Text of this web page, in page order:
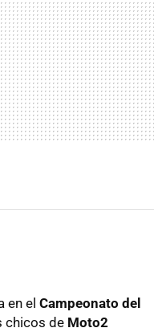
en el Campeonato del
chicos de Moto2